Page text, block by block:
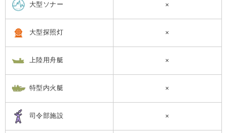
大型ソナー ×
大型探照灯 ×
上陸用舟艇 ×
特型内火艇 ×
司令部施設 ×